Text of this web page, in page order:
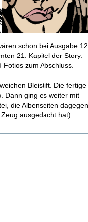
schon bei Ausgabe 12
21. Kapitel der Story.
zum Abschluss.
Bleistift. Die fertige
Dann ging es weiter mit
die Albenseiten dagegen
ausgedacht hat).